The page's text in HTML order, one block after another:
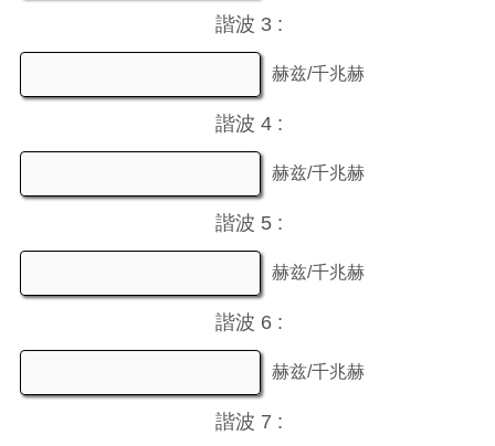
諧波 3 :
赫兹/千兆赫
諧波 4 :
赫兹/千兆赫
諧波 5 :
赫兹/千兆赫
諧波 6 :
赫兹/千兆赫
諧波 7 :